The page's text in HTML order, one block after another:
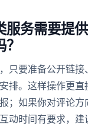
服务需要提
只要准备公开链接
排。这样操作更直
；如果你对评论方
动时间有要求，